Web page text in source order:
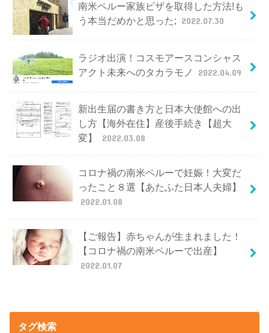
南米ペルー家族ビザを取得した方法!も
う本当だめかと思った; 2022.07.30
ラジオ出演！コスモアースコンシャス
アクト未来へのタカラモノ
2022.04.09
新出生届の書き方と日本大使館への出
し方【海外在住】産後手続き【超大
変】
2022.03.08
コロナ禍の南米ペルーで妊娠！大変だ
ったこと８選【あたふた日本人夫婦】
2022.01.08
【ご報告】赤ちゃんが生まれました！
【コロナ禍の南米ペルーで出産】
2022.01.07
タグ検索